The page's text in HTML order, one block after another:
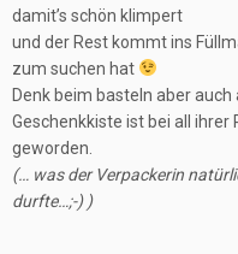
damit’s schön klimpert
und der Rest kommt ins
zum suchen hat
Denk beim basteln aber
Geschenkkiste ist bei all
geworden.
(… was der Verpackerin
durfte…;-) )